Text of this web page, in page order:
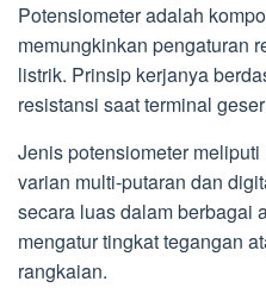
Potensiometer adalah
memungkinkan pengaturan
listrik. Prinsip kerjanya
resistansi saat terminal
Jenis potensiometer
varian multi-putaran dan
secara luas dalam berbagai
mengatur tingkat tegangan
rangkaian.